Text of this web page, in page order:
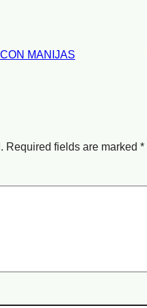
MANIJAS
Required fields are marked *